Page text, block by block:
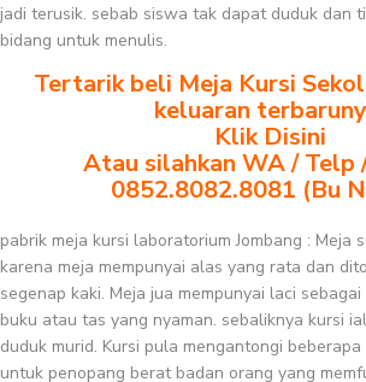
jadi terusik. sebab siswa tak dapat duduk dan
bidang untuk menulis.
Tertarik beli Meja Kursi
keluaran
Klik Disini
Atau silahkan WA / Telp
0852.8082.8081 (Bu
pabrik meja kursi laboratorium Jombang : Meja
karena meja mempunyai alas yang rata dan
segenap kaki. Meja jua mempunyai laci
buku atau tas yang nyaman. sebaliknya kursi
duduk murid. Kursi pula mengantongi
untuk penopang berat badan orang yang